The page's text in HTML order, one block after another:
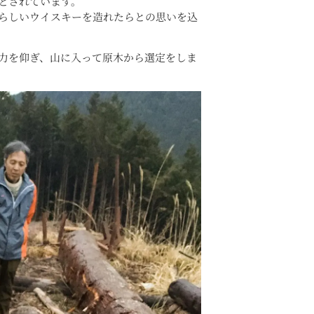
しいウイスキーを造れたらとの思いを込
を仰ぎ、山に入って原木から選定をしま